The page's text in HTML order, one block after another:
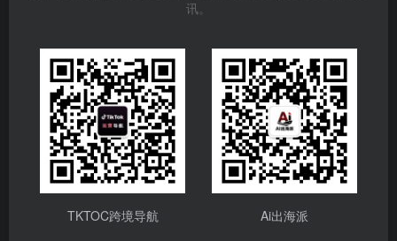
讯。
TKTOC跨境导航 Ai出海派